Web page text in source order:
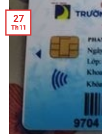
27
Th11